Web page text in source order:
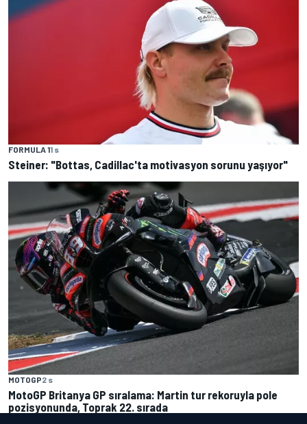
FORMULA 11 s
Steiner: "Bottas, Cadillac'ta motivasyon sorunu yaşıyor"
MOTOGP2 s
MotoGP Britanya GP sıralama: Martin tur rekoruyla pole
pozisyonunda, Toprak 22. sırada